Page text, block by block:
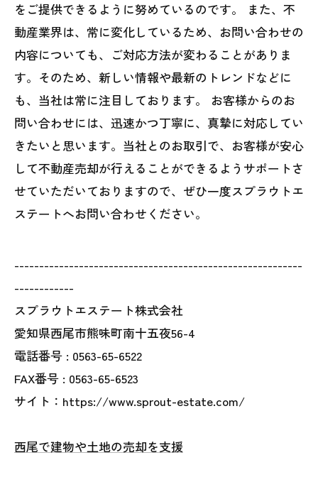
をご提供できるように努めているのです。 また、不
動産業界は、常に変化しているため、お問い合わせの
内容についても、ご対応方法が変わることがありま
す。そのため、新しい情報や最新のトレンドなどに
も、当社は常に注目しております。 お客様からのお
問い合わせには、迅速かつ丁寧に、真摯に対応してい
きたいと思います。当社とのお取引で、お客様が安心
して不動産売却が行えることができるようサポートさ
せていただいておりますので、ぜひ一度スプラウトエ
ステートへお問い合わせください。
----------------------------------------------------------
------------
スプラウトエステート株式会社
愛知県西尾市熊味町南十五夜56-4
電話番号 : 0563-65-6522
FAX番号 : 0563-65-6523
サイト：https://www.sprout-estate.com/
西尾で建物や土地の売却を支援